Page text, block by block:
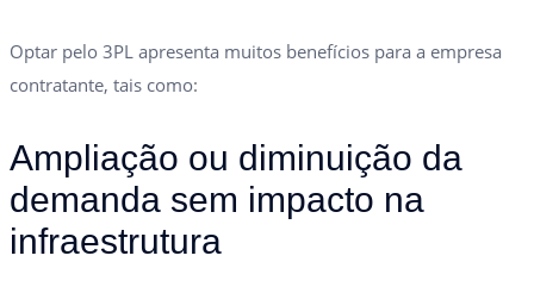
Optar pelo 3PL apresenta muitos benefícios para a empresa
contratante, tais como:
Ampliação ou diminuição da
demanda sem impacto na
infraestrutura